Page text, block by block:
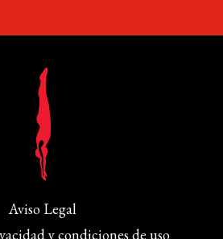
Aviso Legal
y condiciones de uso